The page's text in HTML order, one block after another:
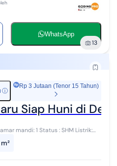
WhatsApp
13
ⓘ
Rp 3 Jutaan (Tenor 15 Tahun)
Siap Huni di
: